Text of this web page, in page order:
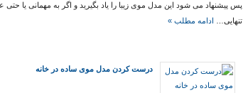
پس پیشنهاد می شود این مدل موی زیبا را یاد بگیرید و اگر به مهمانی یا
تنهایی… ادامه مطلب »
درست کردن مدل موی ساده در خانه